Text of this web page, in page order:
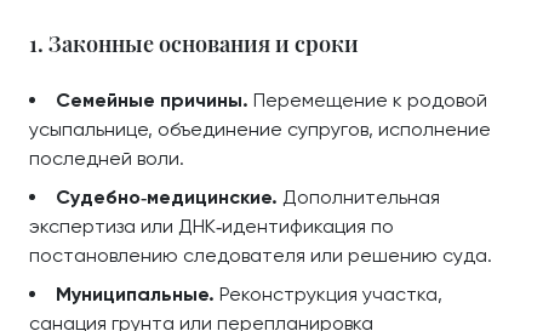
1. Законные основания и сроки
Семейные причины. Перемещение к родовой
усыпальнице, объединение супругов, исполнение
последней воли.
Судебно‑медицинские. Дополнительная
экспертиза или ДНК‑идентификация по
постановлению следователя или решению суда.
Муниципальные. Реконструкция участка,
санация грунта или перепланировка